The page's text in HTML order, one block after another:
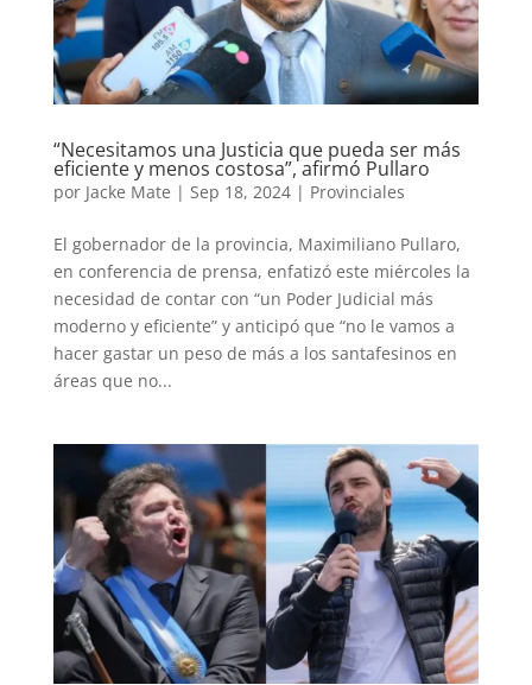
“Necesitamos una Justicia que pueda ser más
eficiente y menos costosa”, afirmó Pullaro
por Jacke Mate | Sep 18, 2024| Provinciales
El gobernador de la provincia, Maximiliano Pullaro,
en conferencia de prensa, enfatizó este miércoles la
necesidad de contar con “un Poder Judicial más
moderno y eficiente” y anticipó que “no le vamos a
hacer gastar un peso de más a los santafesinos en
áreas que no...